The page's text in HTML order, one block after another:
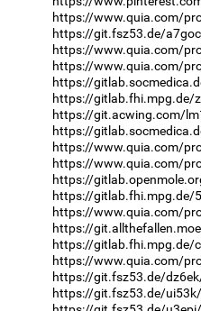
https://www.quia.com/
https://git.fsz53.de/
https://www.quia.com/
https://www.quia.com/
https://
https://gitlab.fhi.mpg.de/
https://git.acwing.com/
https://
https://www.quia.com/
https://www.quia.com/
https://
https://
https://www.quia.com/
https://
https://gitlab.fhi.mpg.de/
https://www.quia.com/
https://git.fsz53.de/
https://git.fsz53.de/